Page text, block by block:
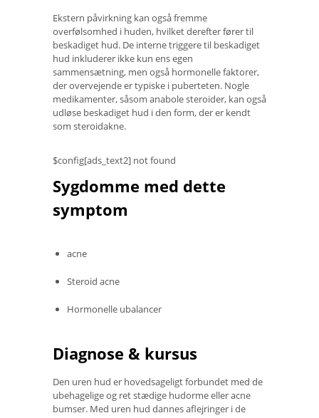
Ekstern påvirkning kan også fremme
overfølsomhed i huden, hvilket derefter fører til
beskadiget hud. De interne triggere til beskadiget
hud inkluderer ikke kun ens egen
sammensætning, men også hormonelle faktorer,
der overvejende er typiske i puberteten. Nogle
medikamenter, såsom anabole steroider, kan også
udløse beskadiget hud i den form, der er kendt
som steroidakne.
$config[ads_text2] not found
Sygdomme med dette
symptom
acne
Steroid acne
Hormonelle ubalancer
Diagnose & kursus
Den uren hud er hovedsageligt forbundet med de
ubehagelige og ret stædige hudorme eller acne
bumser. Med uren hud dannes aflejringer i de